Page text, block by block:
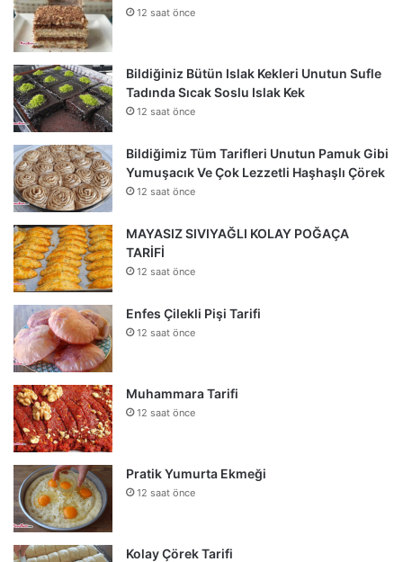
12 saat önce
Bildiğiniz Bütün Islak Kekleri Unutun Sufle
Tadında Sıcak Soslu Islak Kek
12 saat önce
Bildiğimiz Tüm Tarifleri Unutun Pamuk Gibi
Yumuşacık Ve Çok Lezzetli Haşhaşlı Çörek
12 saat önce
MAYASIZ SIVIYAĞLI KOLAY POĞAÇA
TARİFİ
12 saat önce
Enfes Çilekli Pişi Tarifi
12 saat önce
Muhammara Tarifi
12 saat önce
Pratik Yumurta Ekmeği
12 saat önce
Kolay Çörek Tarifi